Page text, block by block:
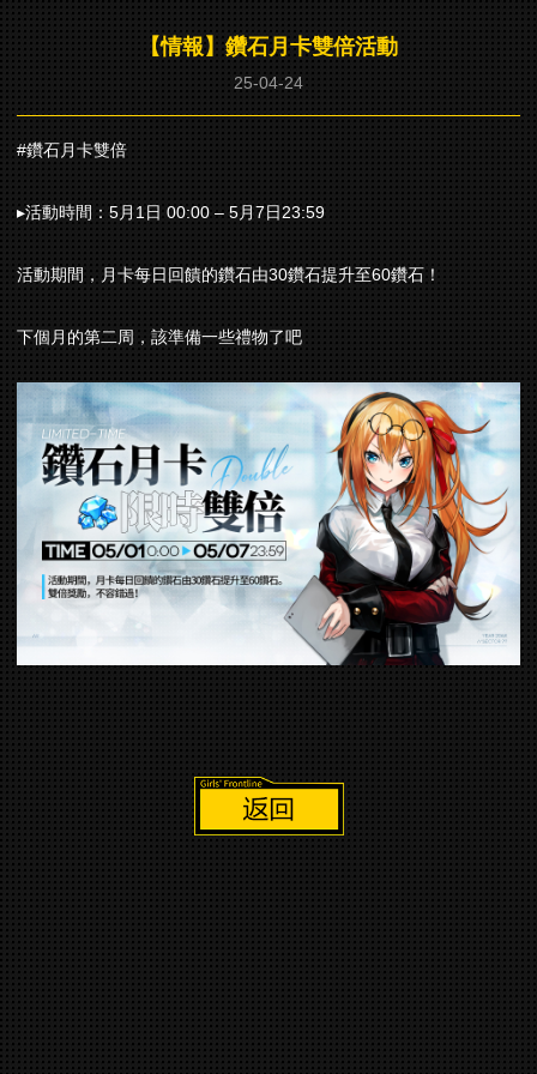
【情報】鑽石月卡雙倍活動
25-04-24
#鑽石月卡雙倍
▸活動時間：5月1日 00:00 – 5月7日23:59
活動期間，月卡每日回饋的鑽石由30鑽石提升至60鑽石！
下個月的第二周，該準備一些禮物了吧